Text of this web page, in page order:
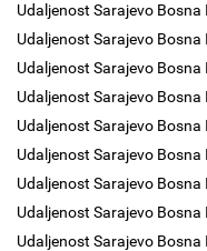
Udaljenost Sarajevo
Udaljenost Sarajevo
Udaljenost Sarajevo
Udaljenost Sarajevo Bosna
Udaljenost Sarajevo
Udaljenost Sarajevo
Udaljenost Sarajevo
Udaljenost Sarajevo
Udaljenost Sarajevo